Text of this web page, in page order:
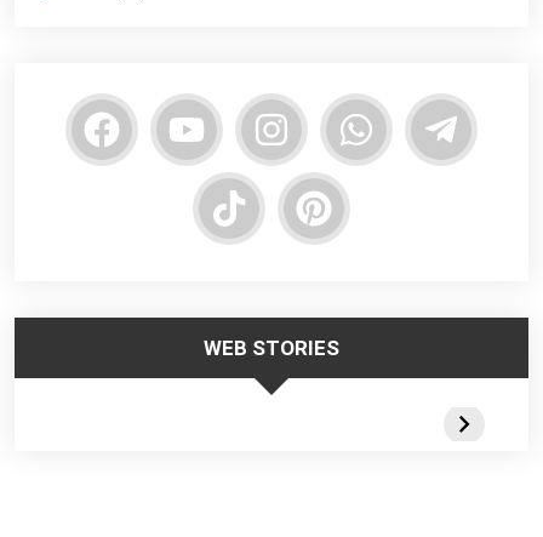
WEB STORIES
Trabalhar no
Responsabilidade
Portateis